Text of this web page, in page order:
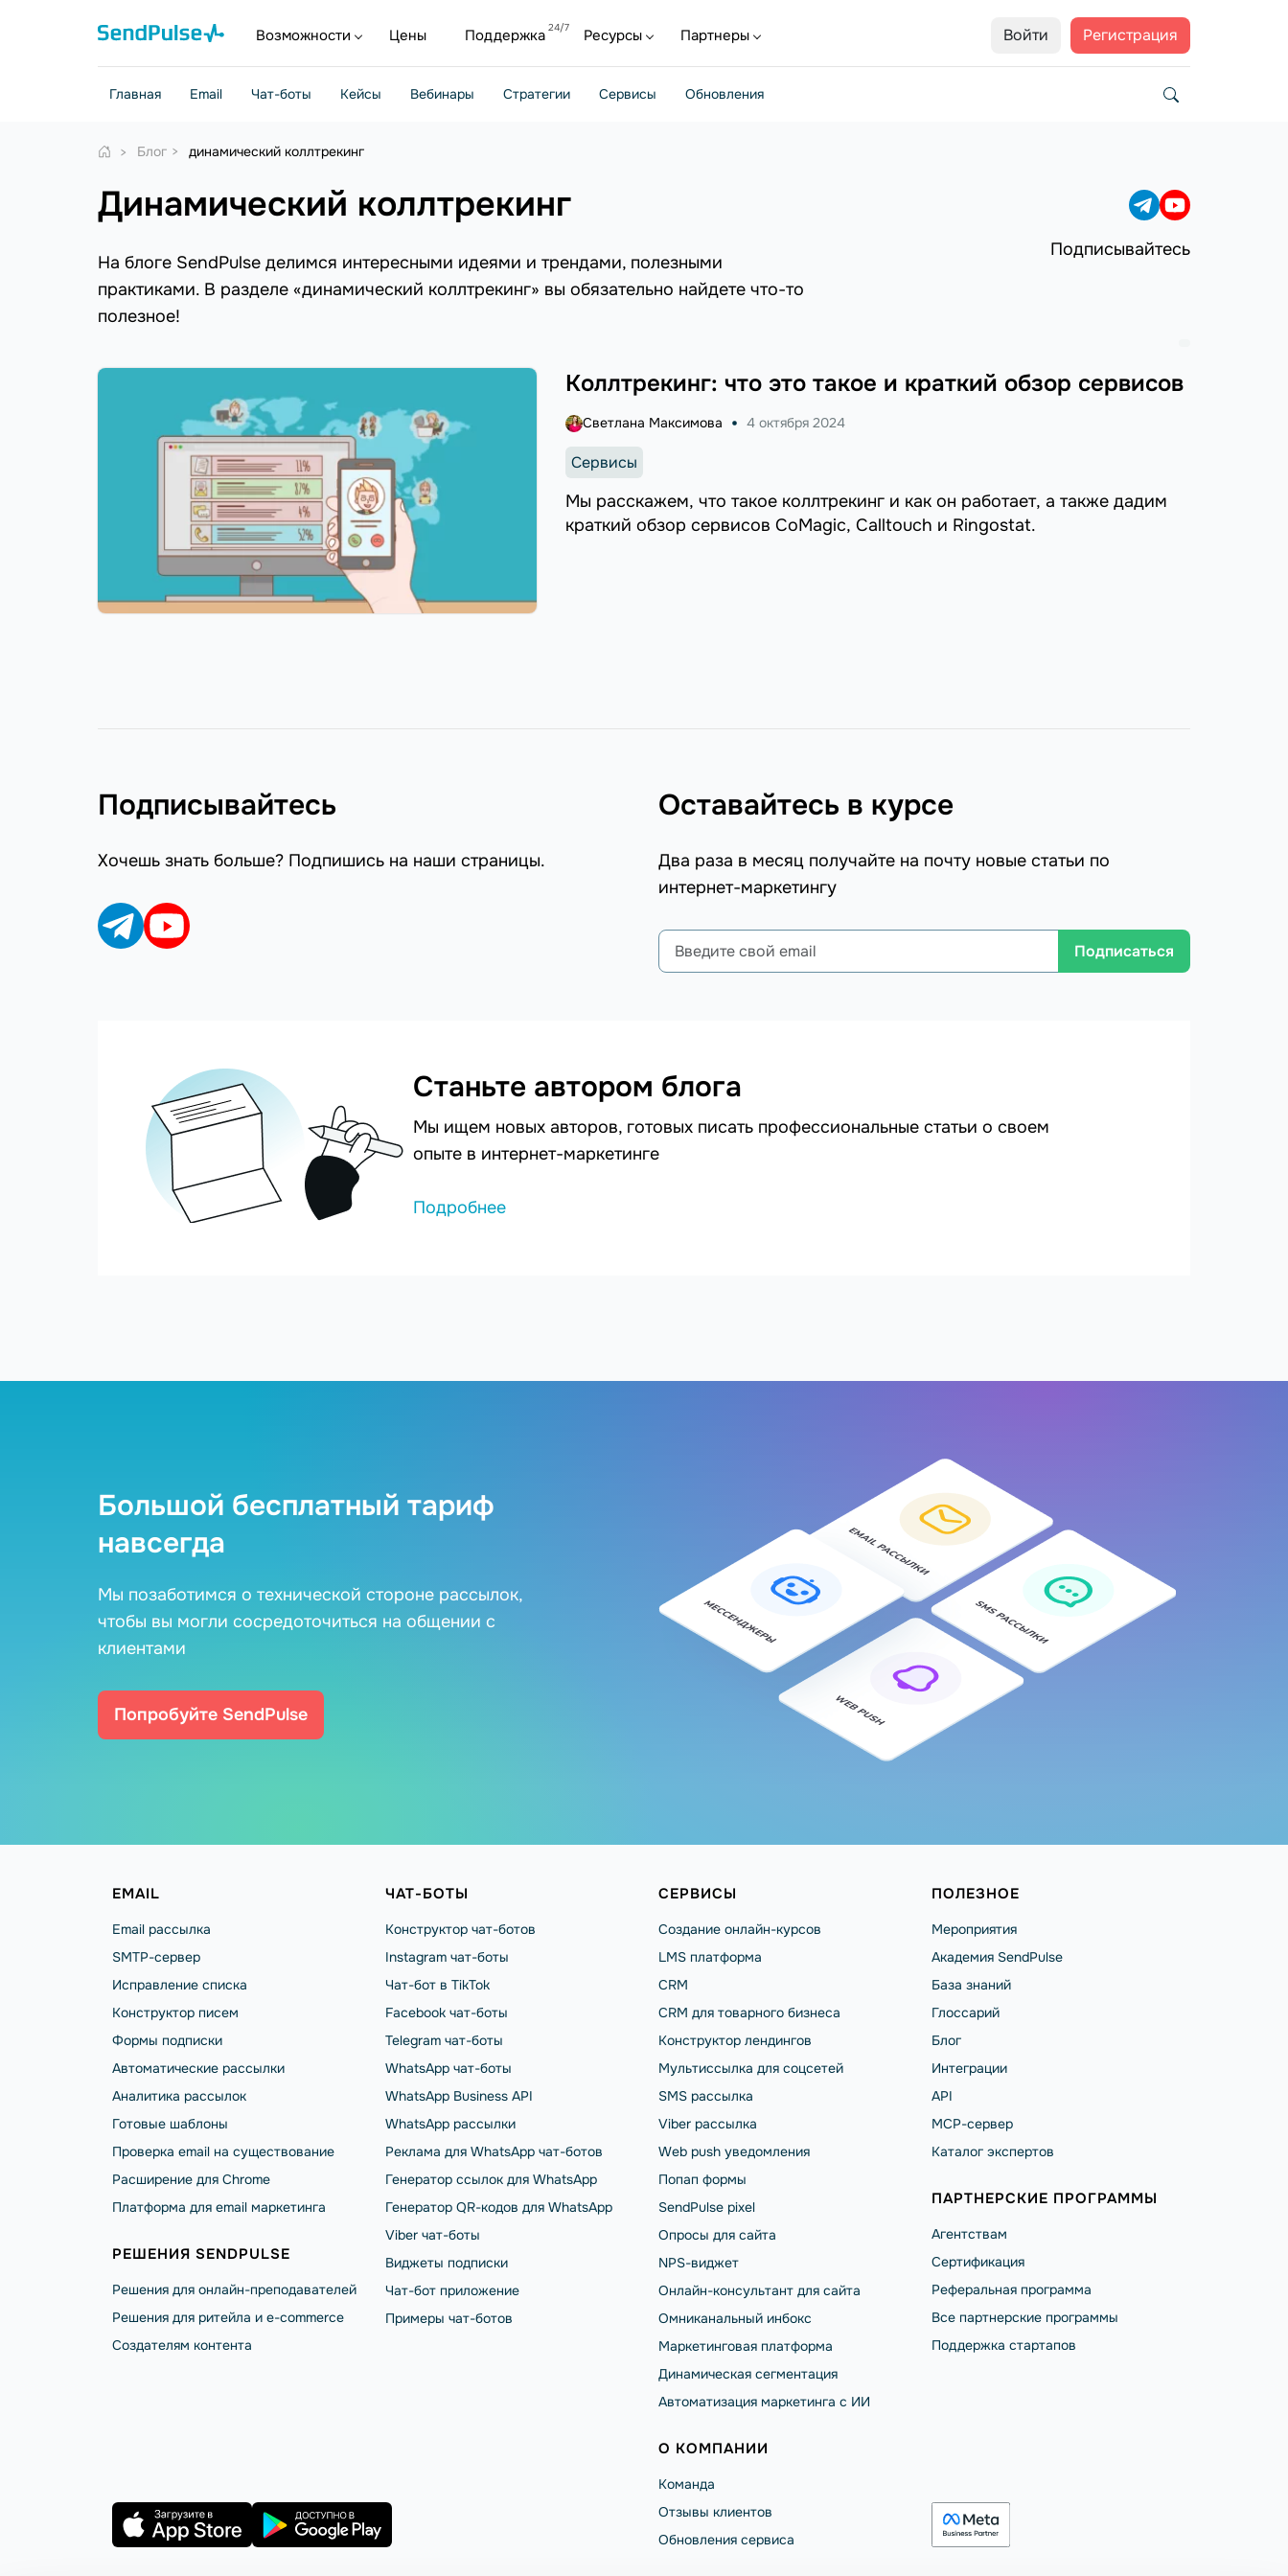
Войти Регистрация
Возможности Цены Поддержка Ресурсы Партнеры
Главная Email Чат-боты Кейсы Вебинары Стратегии Сервисы Обновления
Блог динамический коллтрекинг
динамический коллтрекинг
На блоге SendPulse делимся интересными идеями и трендами, полезными
практиками. В разделе «динамический коллтрекинг» вы обязательно найдете что-то
полезное!
Подписывайтесь
Коллтрекинг: что это такое и краткий обзор сервисов
Светлана Максимова 4 октября 2024
Сервисы
Мы расскажем, что такое коллтрекинг и как он работает, а также дадим
краткий обзор сервисов CoMagic, Calltouch и Ringostat.
Подписывайтесь
Хочешь знать больше? Подпишись на наши страницы.
Оставайтесь в курсе
Два раза в месяц получайте на почту новые статьи по
интернет-маркетингу
Подписаться
Станьте автором блога
Мы ищем новых авторов, готовых писать профессиональные статьи о своем
опыте в интернет-маркетинге
Подробнее
Большой бесплатный тариф
навсегда
Мы позаботимся о технической стороне рассылок,
чтобы вы могли сосредоточиться на общении с
клиентами
Попробуйте SendPulse
EMAIL
Email рассылка
SMTP-сервер
Исправление списка
Конструктор писем
Формы подписки
Автоматические рассылки
Аналитика рассылок
Готовые шаблоны
Проверка email на существование
Расширение для Chrome
Платформа для email маркетинга
РЕШЕНИЯ SENDPULSE
Решения для онлайн-преподавателей
Решения для ритейла и e-commerce
Создателям контента
ЧАТ-БОТЫ
Конструктор чат-ботов
Instagram чат-боты
Чат-бот в TikTok
Facebook чат-боты
Telegram чат-боты
WhatsApp чат-боты
WhatsApp Business API
WhatsApp рассылки
Реклама для WhatsApp чат-ботов
Генератор ссылок для WhatsApp
Генератор QR-кодов для WhatsApp
Viber чат-боты
Виджеты подписки
Чат-бот приложение
Примеры чат-ботов
СЕРВИСЫ
Создание онлайн-курсов
LMS платформа
CRM
CRM для товарного бизнеса
Конструктор лендингов
Мультиссылка для соцсетей
SMS рассылка
Viber рассылка
Web push уведомления
Попап формы
SendPulse pixel
Опросы для сайта
NPS-виджет
Онлайн-консультант для сайта
Омниканальный инбокс
Маркетинговая платформа
Динамическая сегментация
Автоматизация маркетинга с ИИ
О КОМПАНИИ
Команда
Отзывы клиентов
Обновления сервиса
ПОЛЕЗНОЕ
Мероприятия
Академия SendPulse
База знаний
Глоссарий
Блог
Интеграции
API
MCP-сервер
Каталог экспертов
ПАРТНЕРСКИЕ ПРОГРАММЫ
Агентствам
Сертификация
Реферальная программа
Все партнерские программы
Поддержка стартапов